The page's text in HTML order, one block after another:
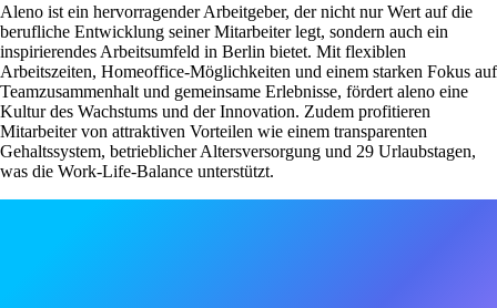
Aleno ist ein hervorragender Arbeitgeber, der nicht nur Wert auf die
berufliche Entwicklung seiner Mitarbeiter legt, sondern auch ein
inspirierendes Arbeitsumfeld in Berlin bietet. Mit flexiblen
Arbeitszeiten, Homeoffice-Möglichkeiten und einem starken Fokus auf
Teamzusammenhalt und gemeinsame Erlebnisse, fördert aleno eine
Kultur des Wachstums und der Innovation. Zudem profitieren
Mitarbeiter von attraktiven Vorteilen wie einem transparenten
Gehaltssystem, betrieblicher Altersversorgung und 29 Urlaubstagen,
was die Work-Life-Balance unterstützt.